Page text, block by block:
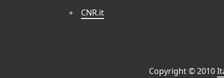
CNR.it
Copyright © 2010